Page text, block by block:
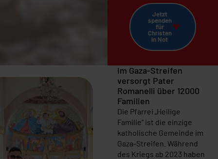
Jetzt
spenden
für
Christen
in Not
Im Gaza-Streifen
versorgt Pater
Romanelli über 12000
Familien
Die Pfarrei „Heilige
Familie“ ist die einzige
katholische Gemeinde im
Gaza-Streifen. Während
des Kriegs ab 2023 haben